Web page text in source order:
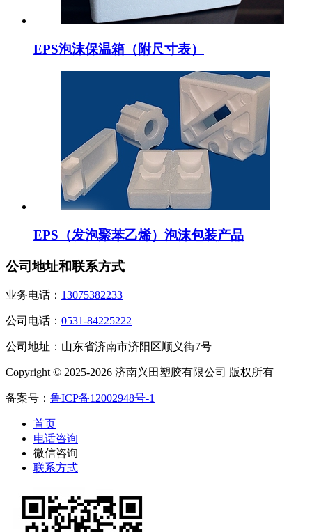
EPS泡沫保温箱（附尺寸表）
EPS（发泡聚苯乙烯）泡沫包装产品
公司地址和联系方式
业务电话： 13075382233
公司电话： 0531-84225222
公司地址：山东省济南市济阳区顺义街7号
Copyright © 2025-2026 济南兴田塑胶有限公司 版权所有
备案号： 鲁ICP备12002948号-1
首页
电话咨询
微信咨询
联系方式